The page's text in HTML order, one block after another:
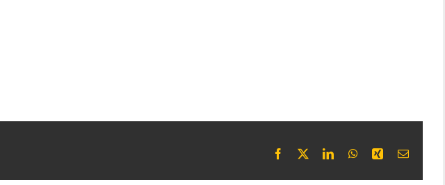
Facebook LinkedInWhatsApp
XingE-